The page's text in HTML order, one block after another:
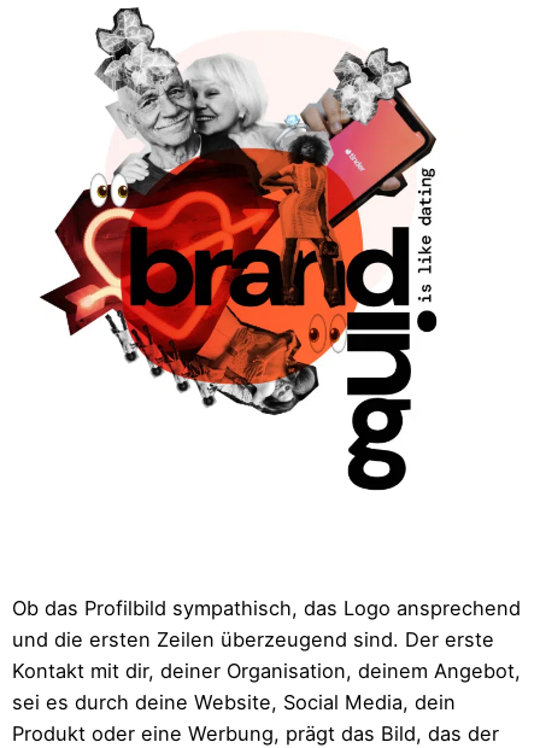
Ob das Profilbild sympathisch, das Logo ansprechend
und die ersten Zeilen überzeugend sind. Der erste
Kontakt mit dir, deiner Organisation, deinem Angebot,
sei es durch deine Website, Social Media, dein
Produkt oder eine Werbung, prägt das Bild, das der